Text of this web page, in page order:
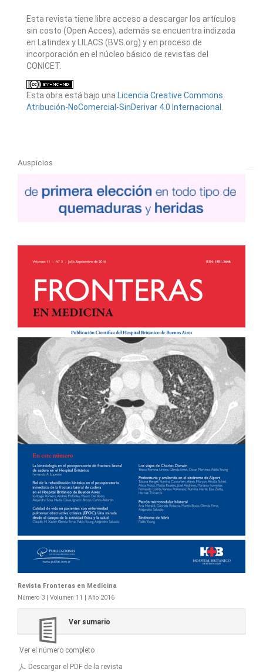
Esta revista tiene libre acceso a descargar los artículos
sin costo (Open Acces), además se encuentra indizada
en Latindex y LILACS (BVS.org) y en proceso de
incorporación en el núcleo básico de revistas del
CONICET.
Esta obra está bajo una Licencia Creative Commons
Atribución-NoComercial-SinDerivar 4.0 Internacional
Auspicios
Revista Fronteras en Medicina
Número 3 | Volumen 11 | Año 2016
Ver sumario
Ver el número completo
Descargar el PDF de la revista